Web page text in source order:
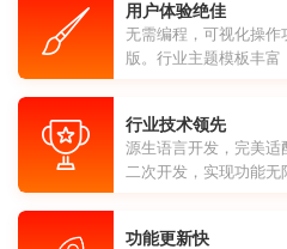
用户体验绝佳
无需编程，可视化操
版。行业主题模板丰富
行业技术领先
源生语言开发，完美
二次开发，实现功能无
功能更新快